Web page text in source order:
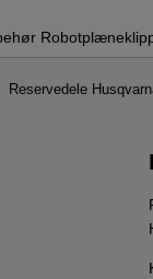
Reservedele